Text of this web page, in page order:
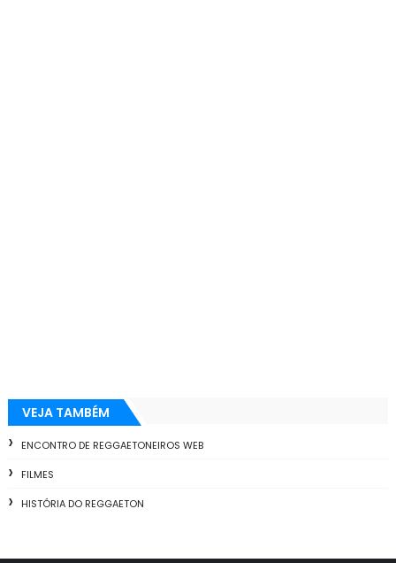
VEJA TAMBÉM
ENCONTRO DE REGGAETONEIROS WEB
FILMES
HISTÓRIA DO REGGAETON